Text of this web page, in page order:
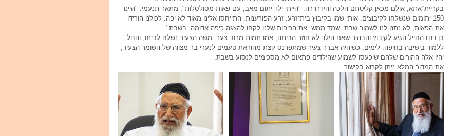
בקריית־אתא, אולם מכאן קליטתם הלכה והידרדרה. "הייתי ילד יתום מאב, עם פאות מסולסלות", מתאר תנעמי. "היינו
150 יתומים שנשלחו לקיבוצים. אותי שמו בקיבוץ בית־זרע. זרע הפורענות. התייחסו אלינו מאוד לא יפה. לכולנו הורידו
את הפאות, לא נתנו לנו לשמור שבת. שמד ממש. את הכיפות שלנו לקחו להצגה כיפה אדומה. בשבת".
בן דודו החייל הגיע לקיבוץ והבהיר שאם הילד לא חוזר הביתה, אמו תמות מרוב צער. משה הצעיר נשלח לביתו, והחל
ללמוד בישיבה בחיפה. לימים, כשיהיה אברך צעיר שמתפרנס קצת מהוראת טעמים לנערי בר מצווה של השומר הצעיר,
יהיו אלה ההורים שלהם שיכעסו לשמוע שהילדים פתאום לא מסכימים לנסוע בשבת.
את המדור המלא ניתן לקרוא בקישור